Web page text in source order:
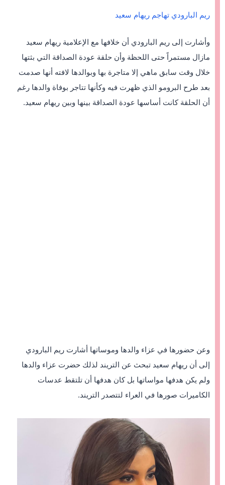
ريم البارودي تهاجم ريهام سعيد
وأشارت إلى ريم البارودي أن خلافها مع الإعلامية ريهام سعيد
مازال مستمراً حتى اللحظة وأن حلقة عودة الصداقة التي بثتها
خلال وقت سابق ماهي إلا متاجرة بها وبوالدها لافته أنها صدمت
بعد طرح البرومو الذي ظهرت فيه وكأنها تتاجر بوفاة والدها رغم
أن الحلقة كانت أساسها عودة الصداقة بينها وبين ريهام سعيد.
وعن حضورها في عزاء والدها وموساتها أشارت ريم البارودي
إلى أن ريهام سعيد تبحث عن التريند لذلك حضرت عزاء والدها
ولم يكن هدفها مواساتها بل كان هدفها أن تلتقط عدسات
الكاميرات صورها في العراء لتتصدر التريند.